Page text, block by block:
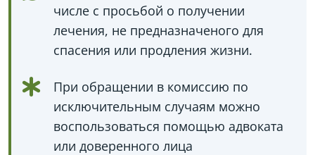
числе с просьбой о получении
лечения, не предназначеного для
спасения или продления жизни.
При обращении в комиссию по
исключительным случаям можно
воспользоваться помощью адвоката
или доверенного лица